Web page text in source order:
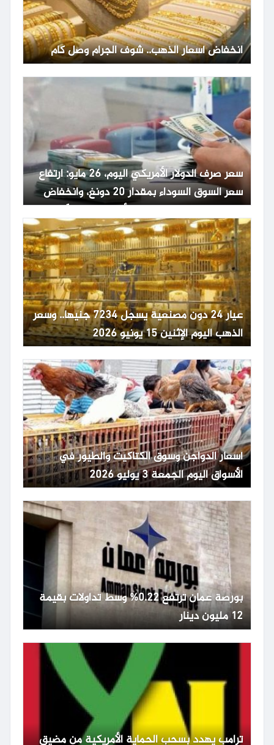
انخفاض أسعار الذهب.. شوف الجرام وصل كام
سعر صرف الدولار الأمريكي اليوم، 26 مايو: ارتفاع
سعر السوق السوداء بمقدار 20 دونغ، وانخفاض
حاد في سعر صرف الدولار الأمريكي عالمياً.
عيار 24 دون مصنعية يسجل 7234 جنيها.. وسعر
الذهب اليوم الإثنين 15 يونيو 2026
أسعار الدواجن وسوق الكتاكيت والطيور في
الأسواق اليوم الجمعة 3 يوليو 2026
بورصة عمان ترتفع 0.22% وسط تداولات بقيمة
12 مليون دينار
ترامب يهدد بسحب الحماية الأمريكية من مضيق